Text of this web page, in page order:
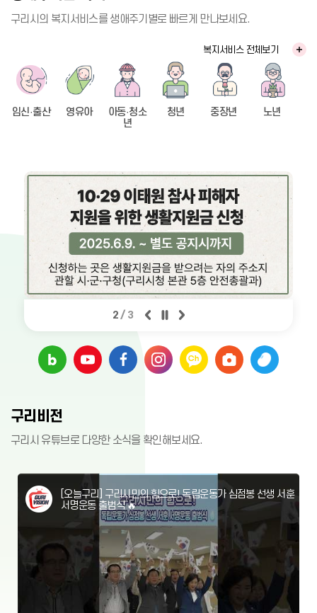
도 겨울방학특강) 참여 불가 나.
따라 변경될 수 있음 라. 동일한
프로그램에 자녀 2명 이상이 지
원할 경우 인원에 따라 휴대폰
인증이 필요합니다. (휴대폰 기
기 2개 이상 지참) 10. 신청서
기입 항목 ※ 신청 항목 미작성
(ex. 공란 제출, 문자 1개만 입
해당 학년 5) 학생 생년월일 6)
학생 성별 7) 학생보호자 이름
8) 학생보호자 전화번호 9) 거
주지(동까지만 기재) 10) 초상
권 활용동의서(미동의시에도 신
청이 가능하며, 미동의자는 반
드시 모자이크 처리됨) ※ 단, 요
리 수업은 참여 학생의 안전을
위해 알러지 등 이상 반응 발생
시 신속한 대처가 필요하므로,
알러지 증상을 필수로 기재해야
합니다. 11. 문 의 : 구리시 평생
학습과 (☎031-550-8921, 8
794)
▲뉴스포츠의 개념과 패드민턴
경기규칙 이해 ▲기본 타격 동
르게 적응하며 신체 조절 능력
을 키웠을 뿐만 아니라, 단체 경
기를 통해 자연스럽게 소통하고
그램에 참여한 한 청소년은 “처
음 해보는 패드민턴이라 어려울
한 팀을 이뤄 경기하면서 더욱
가까워질 수 있어 즐거웠다”라
고 소감을 전했다. 신동화 구리
시장은 “이번 프로그램을 통해
청소년들이 신체적 활력을 얻고
또래와 건강하게 소통하는 계기
가 됐기를 바란다”라며 “앞으로
도 청소년들의 변화하는 수요에
맞춰 협동심을 높이고 마음에
활력을 더할 수 있는 다양한 체
육·문화 프로그램을 지속해서
확대하겠다”라고 밝혔다. 한편,
구리시청소년재단 청소년수련
관은 청소년들을 위한 다양한
프로그램을 운영하고 있다. 자
ww.guriyouth.go.kr/youth/6
3), 네이버 밴드(https://band.
us/band/88937368), 유튜브
ww.instagram.com/guri_yo
uth/) 등에서 확인할 수 있다.
게 설계할 수 있도록 지원하기
위해 마련됐다. 참여 어르신들
로그램 활동 과정에서 촬영한
영상을 통해 자신의 삶을 정리
하고 성찰하는 시간을 가졌다.
이날 행사에는 사업 참여 어르
신과 관계자 등이 참석했다. 행
시작으로 프로그램 활동 영상
삶과 경험을 공유하고, 단체 사
진을 촬영하며 프로그램의 의미
를 되새겼다. 특히 어르신들이
직접 기록한 인생의 순간들이
작품으로 전시돼 참여자들에게
는 자신의 삶을 돌아보는 뜻깊
은 시간이 됐으며, 참석자들에
게는 어르신들의 삶과 경험을
이해하고 공감하는 계기가 됐
다. 구리시는 이번 사업을 통해
어르신들이 지나온 삶을 스스로
돌아보고 기록하며 삶의 의미를
연스러운 과정으로 받아들이고
무리’ 문화 확산에도 기여할 것
으로 기대한다. 남경미 구리시
노인상담센터장은 “인생을 기록
삶과 이야기가 기록되고 공유되
어르신들이 자신의 삶을 주체적
으로 돌아보고 건강하고 의미
있는 노후를 설계할 수 있도록
다양한 프로그램과 지원을 지속
해서 확대하겠다”라고 밝혔다.
한편, 구리시는 앞으로도 구리
시노인상담센터 등 관계 기관과
협력해 어르신들의 정서적 안정
과 삶의 질 향상을 위한 다양한
사업을 추진하고, 어르신들이
자신의 삶을 존중하며 행복한
노후를 보낼 수 있는 환경을 조
1층 대강당에서 치매안심센터
혔다. 이번 교육은 시민들이 연
명의료 결정 제도를 올바르게
이해하고, 삶의 마지막 순간에
대한 자기 결정권을 존중하는
문화를 확산하기 위해 마련됐
다. 교육은 국가생명윤리정책원
소속 김보배 팀장이 진행했으
전연명의료의향서 등록기관 안
내 ▲사전연명의료의향서 작성
절차와 유의 사항 등을 중심으
로 이뤄졌다. 특히 참석자들이
연명의료 결정 제도를 쉽게 이
해하고 실제 생활에서 활용할
수 있도록 다양한 사례를 중심
으로 설명해 높은 호응을 얻었
다. 또한 사전연명의료의향서
등록 절차와 작성 방법을 상세
히 안내하며, 스스로 삶의 마지
막을 준비하고 결정하는 자기
결정권의 중요성을 공유하는 시
간을 가졌다. 신동화 구리시장
은 “연명의료 결정 제도는 자신
의 삶을 스스로 결정할 수 있는
존엄한 권리를 보장하는 중요한
제도”라며 “이번 교육이 치매서
가치를 널리 알리는 계기가 되
기를 바란다”라고 말했다. 한편,
구리시보건소는 2023년 11월
사전연명의료의향서 등록기관
원을 늘리고 ‘존엄한 삶의 마무
해 제도 상담·등록 업무와 시민
교육, 다양한 홍보 사업을 지속
해서 추진하고 있다.
신속히 징수하고 세수를 확충하
「지방세 원터치 납부 알림 서
비스」를 제공하고, 법인 체납
자에게는 체납고지서를 발송했
다고 밝혔다. 이번 조치는 8월부
터 12월까지 5개월간 추진하는
「지방세 현년도 체납 일제 정
리」의 하나로, 납세자 유형에
림 서비스」는 납세자에게 휴대
전화 전자고지와 간편 납부 기
능을 제공하는 서비스다. 종이
고지서 수령에 따른 불편을 줄
이고, 언제 어디서나 지방세 체
납 내역을 확인하고 납부할 수
있도록 한 시민 체감형 행정서
비스다. 특히 실제 거주지가 불
분명하거나 해외 체류 등의 사
유로 지방세 고지서를 제때 확
인하기 어려운 납세자도 카카오
톡을 통해 체납 사실을 신속하
게 확인하고 즉시 납부할 수 있
다. 이를 통해 납세 편의 증진은
데에도 도움이 될 것으로 기대
된다. 신동화 구리시장은 “체납
액 징수는 조세 정의를 바로 세
납부를 유도하고 체납처분을 유
예하는 등 시민과 함께하는 세
고 말했다.
전형) 합격자 공고
구리시인사위원회 공고 제202
6-38호 2026년도 제5회 구리
시험(서류전형) 합격자 및 면접
시험 일정을 아래와 같이 공고
연장 안내원 추가 모집
2026년 3차 구리문화재단 공
연장 안내원 추가 모집 - 공고내
공연장 안내원 2) 모집인원: 10
방법: 전자메일(house@guriar
t.or.kr) 접수 6) 문 의: 구리문화
재단 문화사업팀(031-580-79
35)
구리농수산물공사 임원(사장,
본부장), 비상임이사 공개 모집
(구리농수산물공사 공고 제202
6-26호) 구리농수산물공사 임
원(사장, 본부장), 비상임이사에
대하여 붙임과 같이 공개 모집
하오니 전문성과 역량을 갖춘
분들의 많은 응모를 바랍니다. 2
026. 8. 7. 구리농수산물공사
임원추천위원회 위원장 =====
=======================
=======================
====================== ○
접수기간 : 2026. 8. 12.(수) ~
8. 27.(목) 18:00 까지 ○ 접수
방법 : 온라인접수(http://gam
위원회 ☎ 031-560-5111~2
2026-08-07
구리도시공사 임원(사장) 공개
모집
(구리도시공사 임원추천위원회
공고 제2026 - 1호) 구리도시
공사 상임이사(사장) 직위에 대
하여 붙임과 같이 공개 모집하
오니 전문성과 역량을 갖춘 분
들의 많은 응모를 바랍니다. 20
26. 8. 5. 구리도시공사 임원추
천위원회 위원장
2026-08-05
제28회 동구청소년 음악콩쿠르
참가 모집 안내
제28회 동구청소년 음악콩쿠르
참가 모집 안내입니다.
2026-08-04
2026년 8월 구리시 청년성장
구리시에서 청년들의 진로 탐색
과 취업 역량 강화를 위한 「20
있는 청년들의 많은 참여 바랍
※ 미취업 청년 우선 선발 ○ 운
영장소 : 구리시 청년내일센터 4
층 ※ 구리시 건원대로 67,
한진빌딩 4층 ○ 참 가 비 : 무료
※ 프로그램별 선착순 마감
및 중복 신청 가능 ○ 신청방법 :
온라인 신청 - https://link2
4.kr/Awho7LG ○ 프로그램 일
정 - 1:1 진로상담 : 상시 접수 -
바디UP 라이프 클래스(상체) :
8. 8.(토) 10:00~13:00 - 천연
비누 만들기 : 8. 8.(토) 14:00~
어 독서교육 프로그램 참가자
모집
✅신청기간 2026. 8. 5.(수) 0
9:00~마감 시 ✅신청방법 시립
도서관 홈페이지 로그인▷토평
도서관▷신청/참여▷문화행사
신청 ✅참여대상 초등 2~4학년
및 성인 ✅운영기간 2026. 9. ~
11. ✅운영기간 토평도서관 3층
문화교실1 ✅운영강좌 [초등]
미디어교육 평생교실: 출발! 미
디어 탐험대 [성인] AI 북시네마
2026-07-28
문학 살롱' 참여자 모집
✅신청기간 2026. 7. 23.(목) 0
9:00~선착순 마감 시 ✅참여대
상 구리시 성인 50명 ✅신청방
법 시립도서관 홈페이지 로그인
▷토평도서관▷신청/참여▷문
화행사신청 ✅운영일시 2026.
8. 4.~8. 25. 매주(화) 19:00~
20:30(90분) 총 4회 ✅운영장
소 토평도서관 3층 다목적홀 ✅
문의 031-550-8693 토평도
2026-07-18
공고 제2026-1284호 공고 제2026-1289호
구리시의 복지서비스를 생애주기별로 빠르게 만나보세요.
임신·출산 영유아
아동·청소
년
청년 중장년 노년
복지서비스 전체보기
2/ 3
구리비전
구리시 유튜브로 다양한 소식을 확인해보세요.
[오늘구리] 구리시민의 힘으로! 독립운동가 심점봉 선생 서훈
서명운동 출범식 🔥